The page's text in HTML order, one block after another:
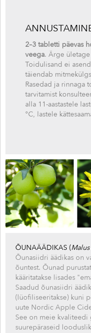
2–3 tabletti päevas
veega. Ärge
Toidulisand ei
täiendab
Rasedad ja rinnaga
tarvitamist
alla 11-aastastele
°C, lastele
ÕUNAÄÄDIKAS (
Õunasiidri äädikas on
õuntest. Õunad
kääritatakse lisades
Saadud õunasiidri
(lüofiliseeritakse) kuni
uute Nordic Apple
See on meie
suurepäraseid